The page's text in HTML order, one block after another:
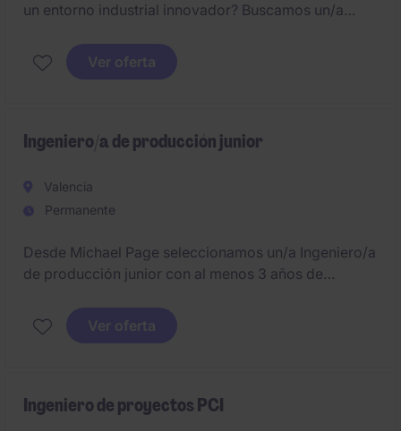
un entorno industrial innovador? Buscamos un/a
modernización de equipos técnicos, asegurando la
correcta integración de sistemas y el cumplimiento
Ver oferta
Ingeniero/a de producción junior
Valencia
Permanente
Desde Michael Page seleccionamos un/a Ingeniero/a
de producción junior con al menos 3 años de
ganas de aprender y crecer profesionalmente. Si te
interesa inscríbete a la oferta.
Ver oferta
Ingeniero de proyectos PCI